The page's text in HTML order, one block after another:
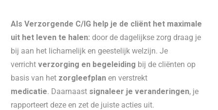
Als Verzorgende C/IG help je de cliënt het maximale
uit het leven te halen: door de dagelijkse zorg draag je
bij aan het lichamelijk en geestelijk welzijn. Je
verrichtverzorging en begeleiding bij de cliënten op
basis van het zorgleefplan en verstrekt
medicatie. Daarnaast signaleer je veranderingen, je
rapporteert deze en zet de juiste acties uit.